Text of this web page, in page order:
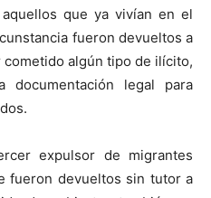
que ya vivían en el
fueron devueltos a
algún tipo de ilícito,
legal para
expulsor de migrantes
fueron devueltos sin tutor a